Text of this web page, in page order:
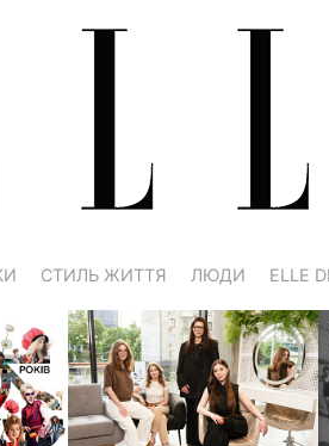
СТИЛЬ ЖИТТЯ ЛЮДИ ELLE